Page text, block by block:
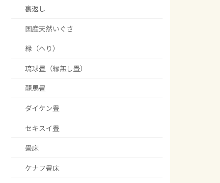
裏返し
国産天然いぐさ
縁（へり）
琉球畳（縁無し畳）
龍馬畳
ダイケン畳
セキスイ畳
畳床
ケナフ畳床